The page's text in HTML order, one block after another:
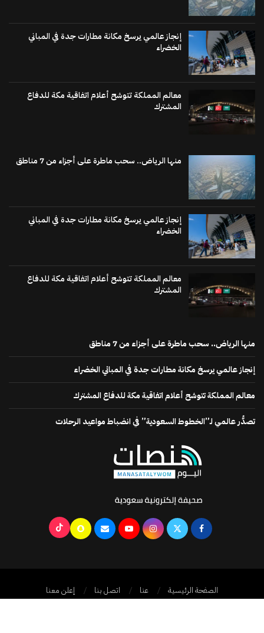
إنجاز عالمي يرسخ مكانة مطارات جدة في المباني
الخضراء
معالم المملكة تتوشح أعلام اتفاقية مكة للدفاع
المشترك
منها الرياض.. سحب ماطرة على أجزاء من 7 مناطق
إنجاز عالمي يرسخ مكانة مطارات جدة في المباني
الخضراء
معالم المملكة تتوشح أعلام اتفاقية مكة للدفاع
المشترك
منها الرياض.. سحب ماطرة على أجزاء من 7 مناطق
إنجاز عالمي يرسخ مكانة مطارات جدة في المباني الخضراء
معالم المملكة تتوشح أعلام اتفاقية مكة للدفاع المشترك
تصدُّر عالمي لـ”الخطوط السعودية” في انضباط مواعيد الرحلات
الصفحة الرئيسية عنا اتصل بنا إعلن معنا